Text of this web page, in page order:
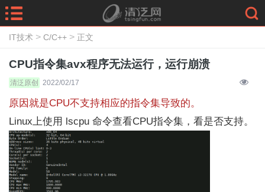
IT技术 > C/C++ > 正文
CPU指令集avx程序无法运行，运行崩溃
清泛原创 2022/02/17
原因就是CPU不支持相应的指令集导致的。
Linux上使用 lscpu 命令查看CPU指令集，看是否支持。